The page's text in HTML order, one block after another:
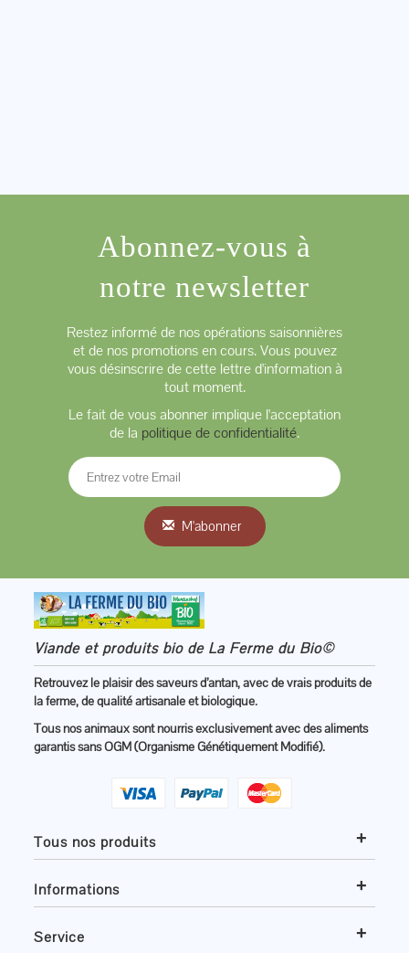
Abonnez-vous à
notre newsletter
Restez informé de nos opérations saisonnières
et de nos promotions en cours. Vous pouvez
vous désinscrire de cette lettre d'information à
tout moment.
Le fait de vous abonner implique l'acceptation
de la politique de confidentialité.
M'abonner
Viande et produits bio de La Ferme du Bio©
Retrouvez le plaisir des saveurs d’antan, avec de vrais produits de
la ferme, de qualité artisanale et biologique.
Tous nos animaux sont nourris exclusivement avec des aliments
garantis sans OGM (Organisme Génétiquement Modifié).
Tous nos produits +
Informations +
Service +